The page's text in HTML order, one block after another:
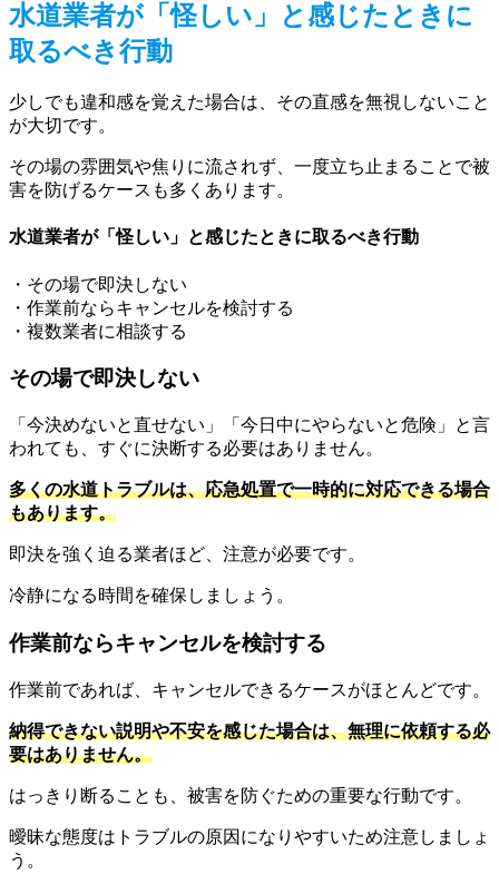
水道業者が「怪しい」と感じたときに
取るべき行動
少しでも違和感を覚えた場合は、その直感を無視しないこと
が大切です。
その場の雰囲気や焦りに流されず、一度立ち止まることで被
害を防げるケースも多くあります。
水道業者が「怪しい」と感じたときに取るべき行動
・その場で即決しない
・作業前ならキャンセルを検討する
・複数業者に相談する
その場で即決しない
「今決めないと直せない」「今日中にやらないと危険」と言
われても、すぐに決断する必要はありません。
多くの水道トラブルは、応急処置で一時的に対応できる場合
もあります。
即決を強く迫る業者ほど、注意が必要です。
冷静になる時間を確保しましょう。
作業前ならキャンセルを検討する
作業前であれば、キャンセルできるケースがほとんどです。
納得できない説明や不安を感じた場合は、無理に依頼する必
要はありません。
はっきり断ることも、被害を防ぐための重要な行動です。
曖昧な態度はトラブルの原因になりやすいため注意しましょ
う。